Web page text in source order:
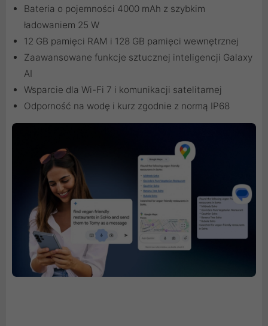
Bateria o pojemności 4000 mAh z szybkim
ładowaniem 25 W
12 GB pamięci RAM i 128 GB pamięci wewnętrznej
Zaawansowane funkcje sztucznej inteligencji Galaxy
AI
Wsparcie dla Wi-Fi 7 i komunikacji satelitarnej
Odporność na wodę i kurz zgodnie z normą IP68